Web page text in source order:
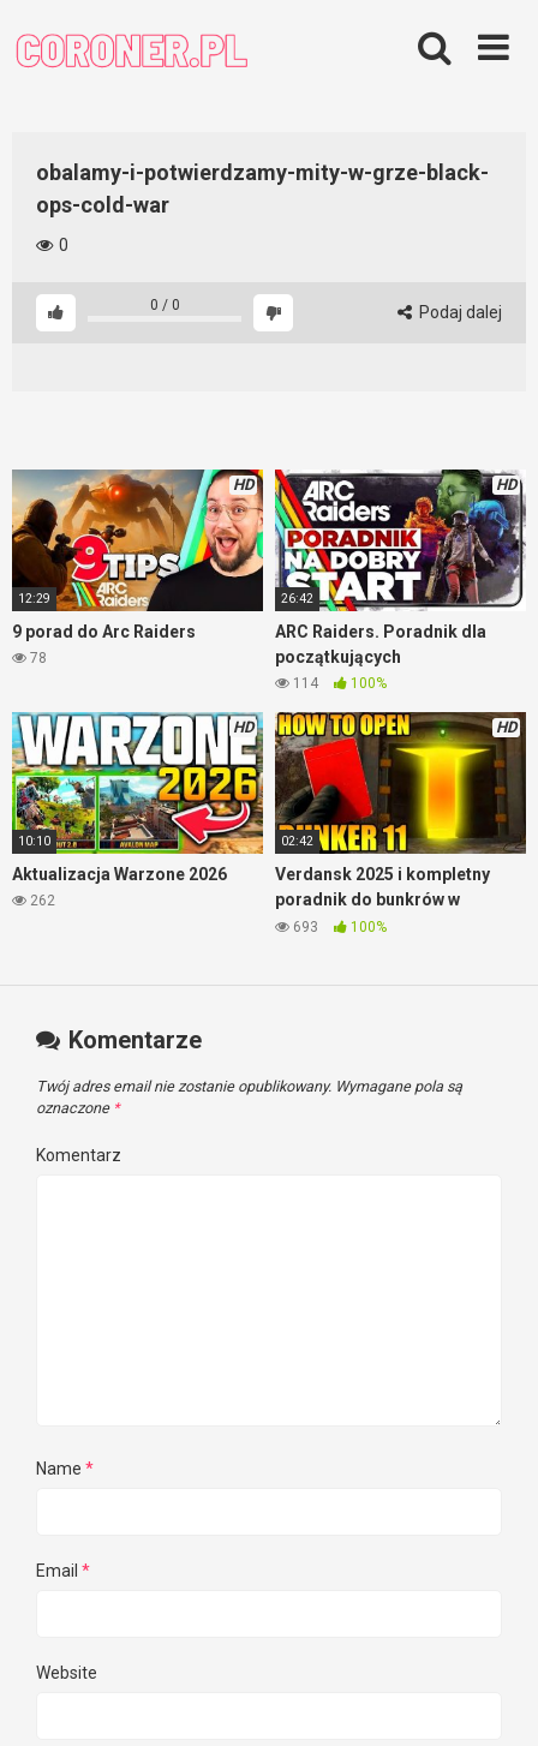
content
obalamy-i-potwierdzamy-mity-w-grze-black-
ops-cold-war
0
0 / 0 Podaj dalej
HD
12:29
9 porad do Arc Raiders
78
HD
26:42
ARC Raiders. Poradnik dla
początkujących
114 100%
HD
10:10
Aktualizacja Warzone 2026
262
HD
02:42
Verdansk 2025 i kompletny
poradnik do bunkrów w
Warzone
693 100%
Komentarze
Twój adres email nie zostanie opublikowany. Wymagane pola są
oznaczone *
Komentarz
Name *
Email *
Website